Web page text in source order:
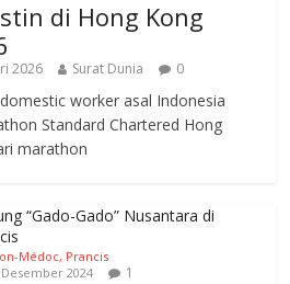
di Hong Kong
2026 Surat Dunia 0
worker asal Indonesia
Standard Chartered Hong
marathon
“Gado-Gado” Nusantara di
Médoc, Prancis
Desember 2024
1